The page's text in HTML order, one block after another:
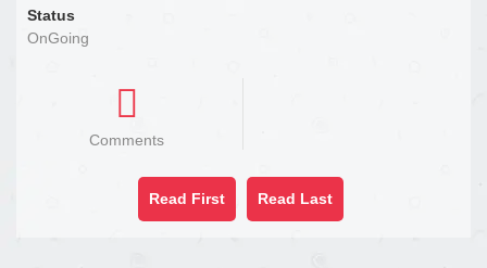
Status
OnGoing
Comments
Read First Read Last